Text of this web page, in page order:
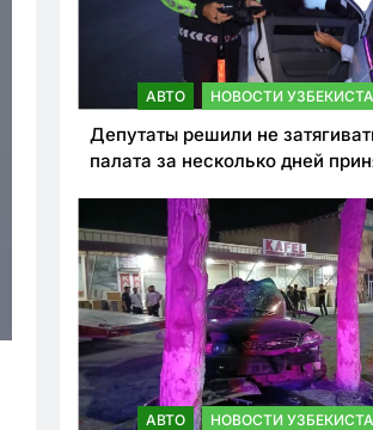
АВТО НОВОСТИ
Депутаты решили не
палата за несколько дней
нарушителей ПДД
АВТО НОВОСТИ